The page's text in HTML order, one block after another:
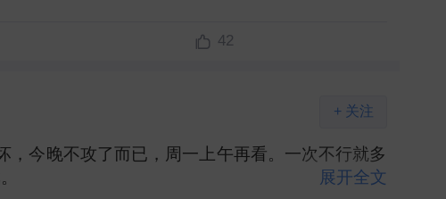
42
+ 关注
今晚不攻了而已，周一上午再看。一次不行就多
展开全文